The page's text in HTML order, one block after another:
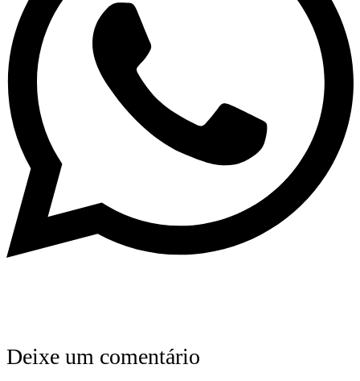
Deixe um comentário